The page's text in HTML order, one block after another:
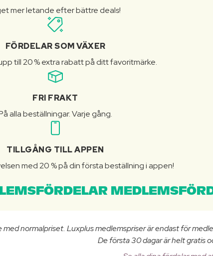
mer letande efter bättre deals!
FÖRDELAR SOM VÄXER
till 20 % extra rabatt på ditt favoritmärke.
FRI FRAKT
alla beställningar. Varje gång.
TILLGÅNG TILL APPEN
med 20 % på din första beställning i appen!
med normalpriset. Luxplus medlemspriser är endast för
De första 30 dagar är helt gratis